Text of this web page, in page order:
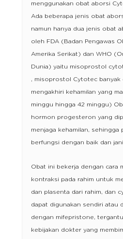
menggunakan obat aborsi
Ada beberapa jenis obat
namun hanya dua jenis obat
oleh FDA (Badan Pengawas
Amerika Serikat) dan WHO
Dunia) yaitu misoprostol
, misoprostol Cytotec banyak
mengakhiri kehamilan yang
minggu hingga 42 minggu)
hormon progesteron yang
menjaga kehamilan, sehingga
berfungsi dengan baik dan
Obat ini bekerja dengan cara
kontraksi pada rahim untuk
dan plasenta dari rahim, dan
dapat digunakan sendiri atau
dengan mifepristone,
kebijakan dokter yang